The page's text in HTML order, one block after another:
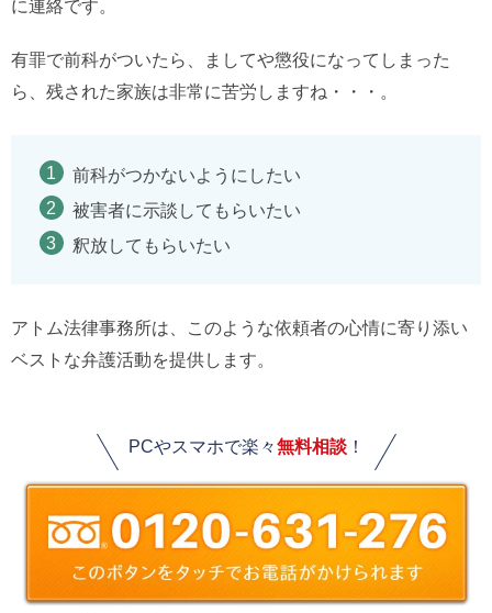
に連絡です。
有罪で前科がついたら、ましてや懲役になってしまった
ら、残された家族は非常に苦労しますね・・・。
前科がつかないようにしたい
被害者に示談してもらいたい
釈放してもらいたい
アトム法律事務所は、このような依頼者の心情に寄り添い
ベストな弁護活動を提供します。
PCやスマホで楽々無料相談！